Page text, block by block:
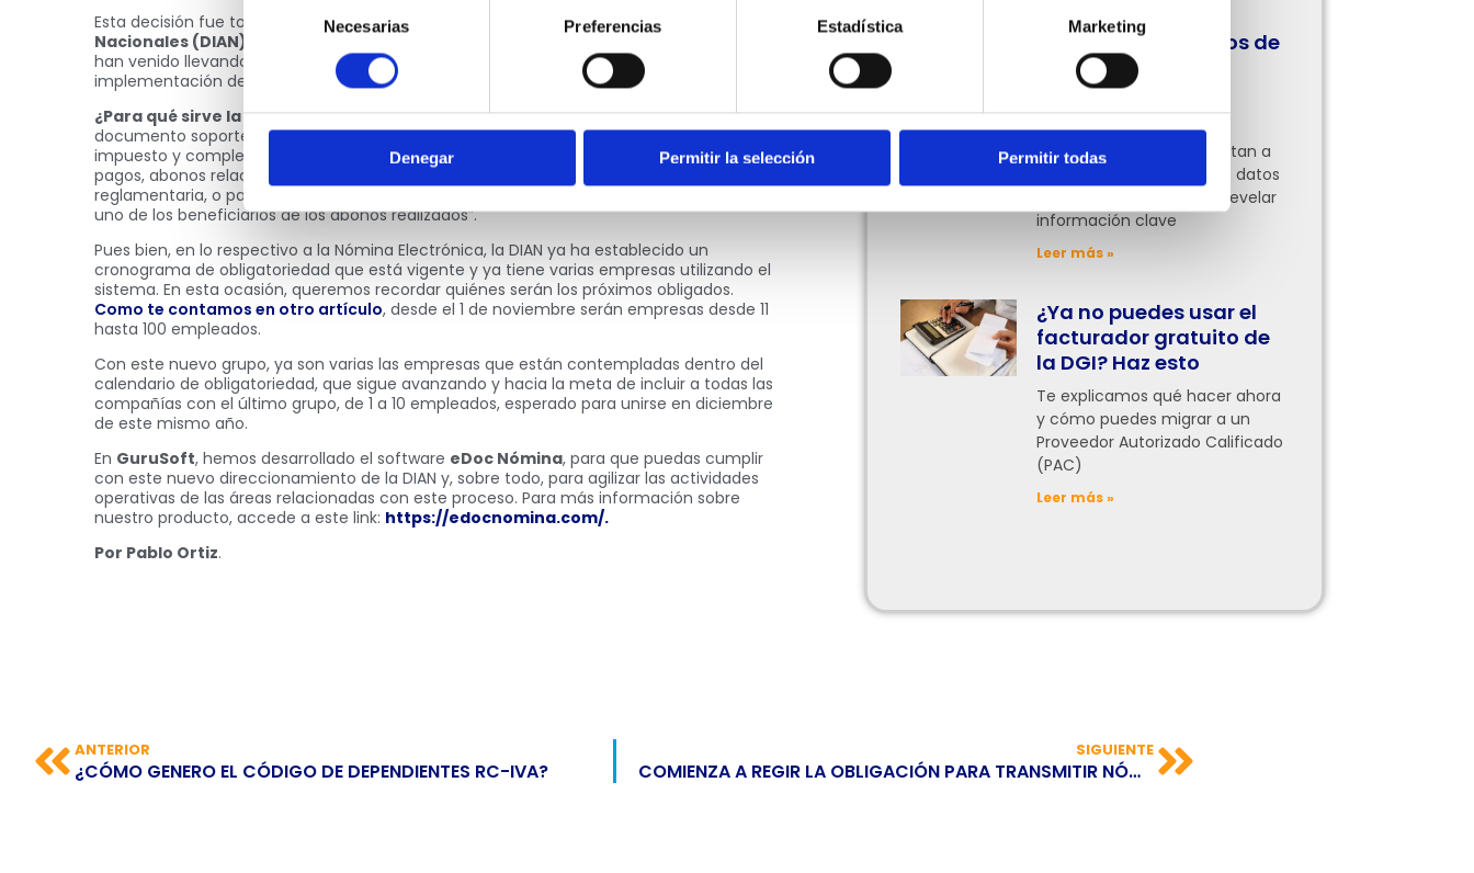
de
consentimiento
Necesarias Preferencias Estadística Marketing
Denegar Permitir la selección Permitir todas
Esta decisión fue tomada por las autoridades de la
Dirección de Impuestos y Aduanas
Nacionales (DIAN)
han venido llevando a cabo un proceso de
que incluyó, por ejemplo, la
implementación de la
Facturación Electrónica en Colombia .
¿Para qué sirve la Nómina Electrónica?Te lo explicamosen una nota anterior: “El
documento soporte de Nómina Electrónica respaldará los costos y descuentos en el
impuesto y complementarios, e impuestos descontables en el IVA. Sirve para identificar
pagos, abonos relacionados con la Nómina, derivados de una relación laboral, legal y
reglamentaria, o pagos a pensionados. Se genera de manera independiente para cada
uno de los beneficiarios de los abonos realizados”.
Pues bien, en lo respectivo a la Nómina Electrónica, la DIAN ya ha establecido un
cronograma de obligatoriedad que está vigente y ya tiene varias empresas utilizando el
sistema. En esta ocasión, queremos recordar quiénes serán los próximos obligados.
Como te contamos en otro artículo, desde el 1 de noviembre serán empresas desde 11
hasta 100 empleados.
Con este nuevo grupo, ya son varias las empresas que están contempladas dentro del
calendario de obligatoriedad, que sigue avanzando y hacia la meta de incluir a todas las
compañías con el último grupo, de 1 a 10 empleados, esperado para unirse en diciembre
de este mismo año.
En GuruSoft, hemos desarrollado el software eDoc Nómina, para que puedas cumplir
con este nuevo direccionamiento de la DIAN y, sobre todo, para agilizar las actividades
operativas de las áreas relacionadas con este proceso. Para más información sobre
nuestro producto, accede a este link: https://edocnomina.com/.
Por Pablo Ortiz.
Cómo usar los datos de
tus facturas para
entender mejor tu
negocio
Muchas empresas se limitan a
facturar, pero analizar los datos
de esas facturas puede revelar
información clave
Leer más »
¿Ya no puedes usar el
facturador gratuito de
la DGI? Haz esto
Te explicamos qué hacer ahora
y cómo puedes migrar a un
Proveedor Autorizado Calificado
(PAC)
Leer más »
ANTERIOR
¿CÓMO GENERO EL CÓDIGO DE DEPENDIENTES RC-IVA?
SIGUIENTE
COMIENZA A REGIR LA OBLIGACIÓN PARA TRANSMITIR NÓMINA ELECTRÓNICA A LA DIAN